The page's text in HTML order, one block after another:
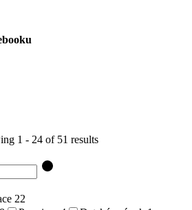
1 - 24 of 51 results
22